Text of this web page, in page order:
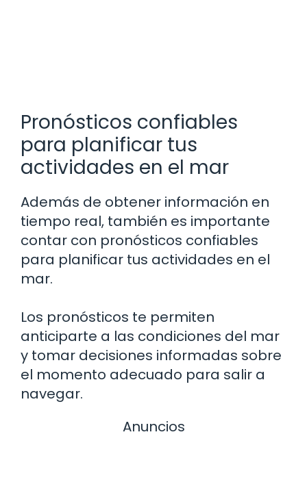
Pronósticos confiables
para planificar tus
actividades en el mar
Además de obtener información en
tiempo real, también es importante
contar con pronósticos confiables
para planificar tus actividades en el
mar.
Los pronósticos te permiten
anticiparte a las condiciones del mar
y tomar decisiones informadas sobre
el momento adecuado para salir a
navegar.
Anuncios